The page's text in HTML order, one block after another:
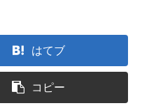
はてブ
コピー